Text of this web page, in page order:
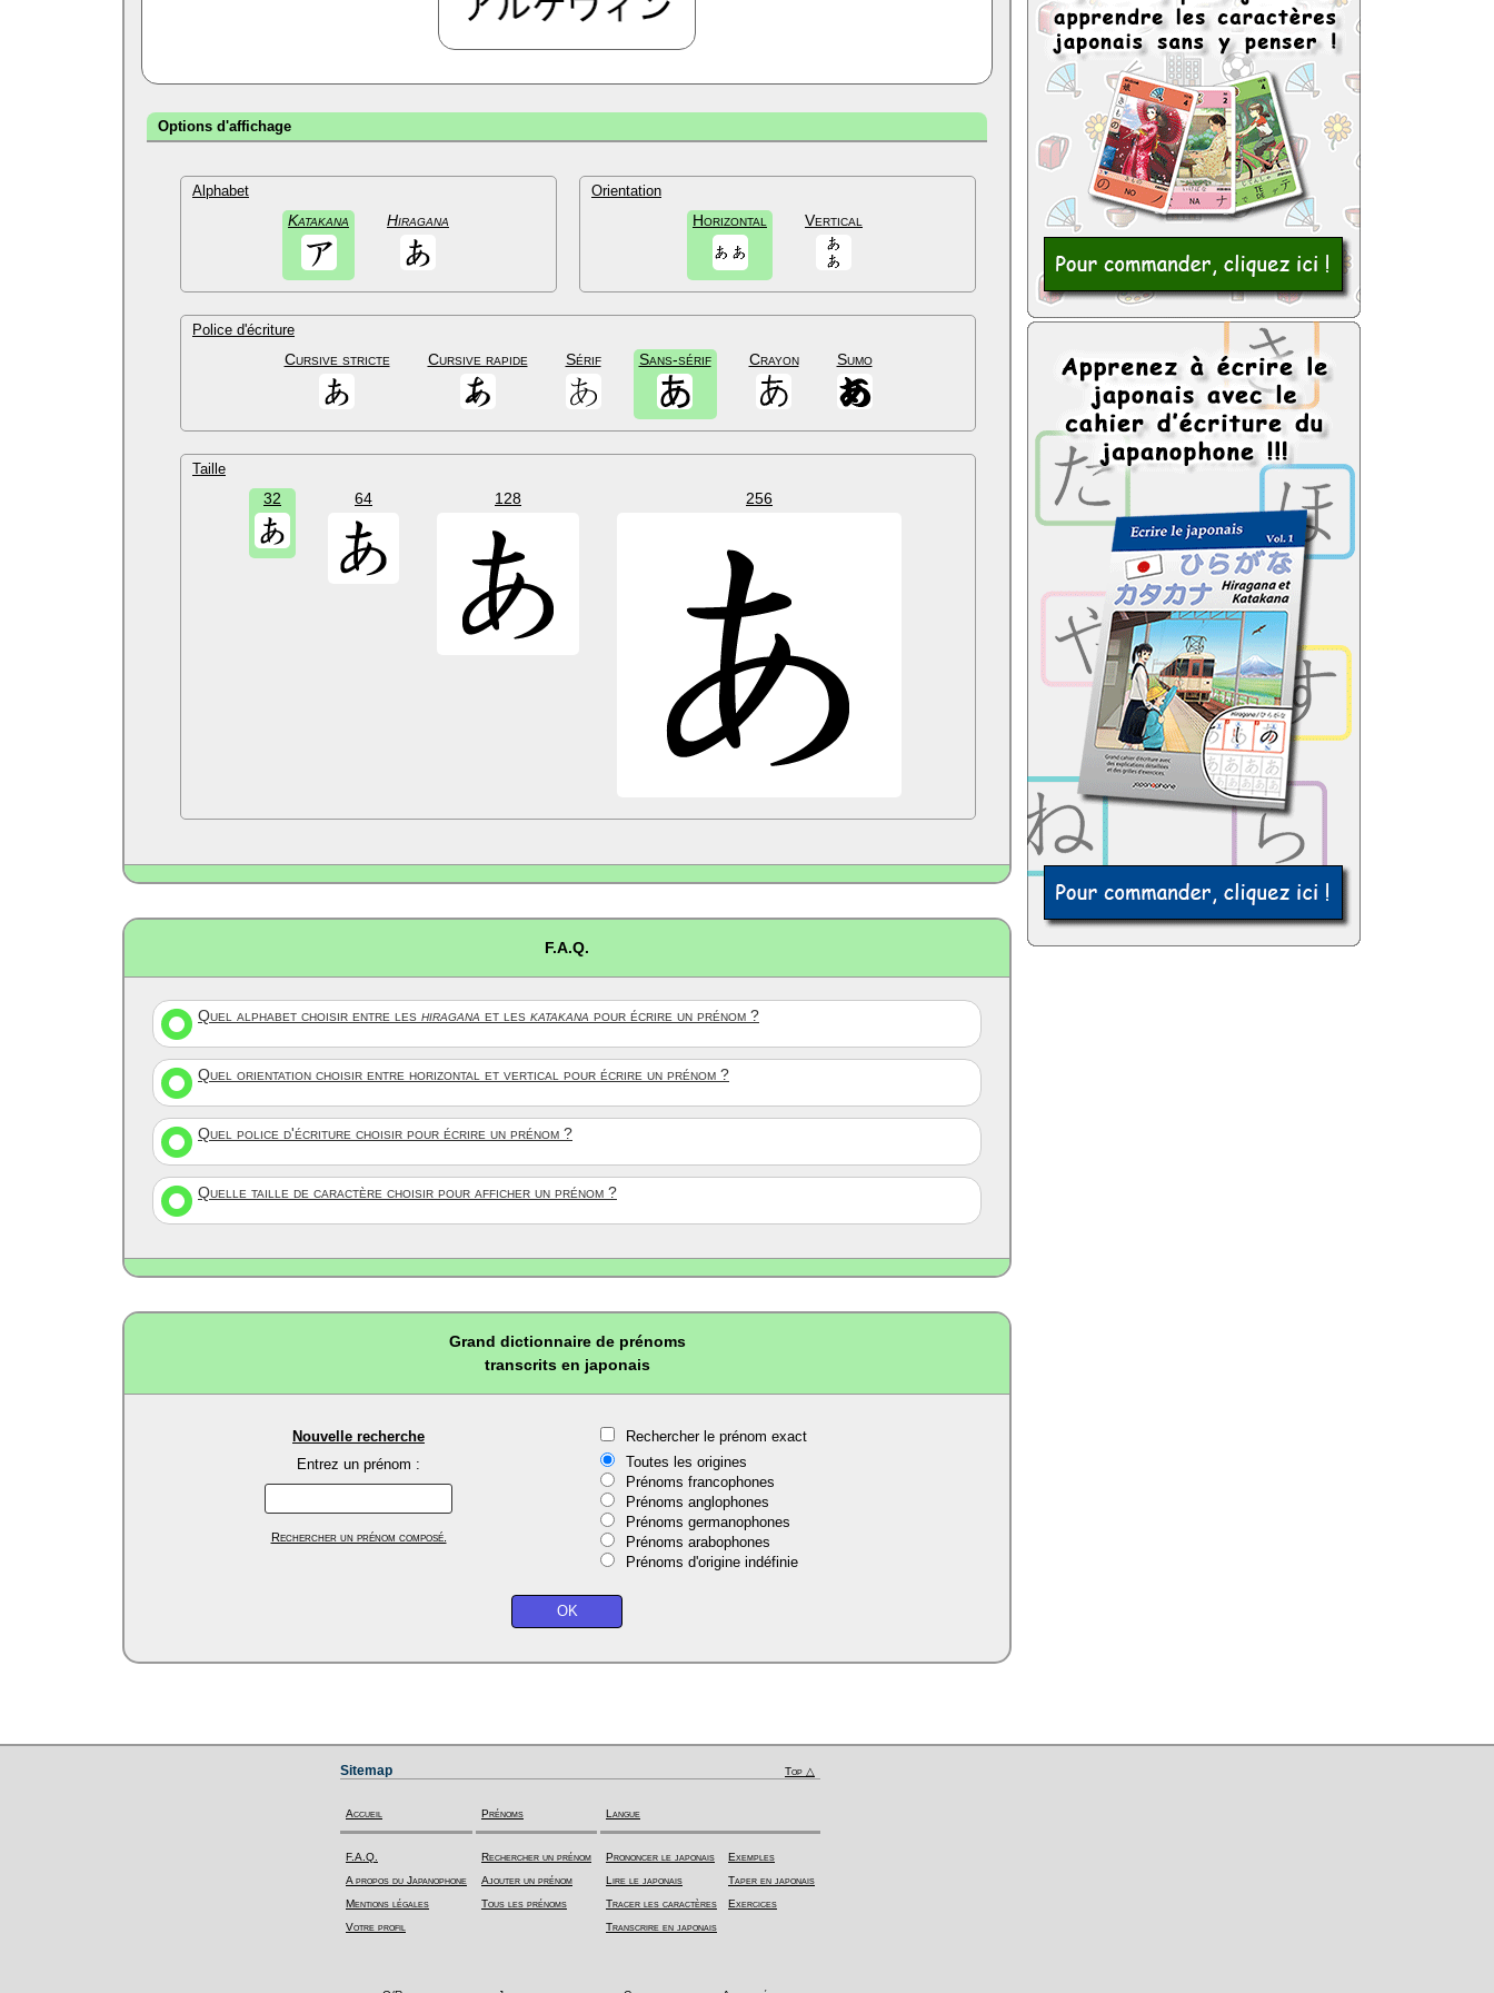
Options d'affichage
Alphabet
Katakana Hiragana
Orientation
Horizontal Vertical
Police d'écriture
Cursive stricte Cursive rapide Sérif Sans-sérif Crayon Sumo
Taille
32 64 128 256
F.A.Q.
Quel alphabet choisir entre les hiragana et les katakana pour écrire un prénom ?
Quel orientation choisir entre horizontal et vertical pour écrire un prénom ?
Quel police d'écriture choisir pour écrire un prénom ?
Quelle taille de caractère choisir pour afficher un prénom ?
Grand dictionnaire de prénoms
transcrits en japonais
Nouvelle recherche
Entrez un prénom :
Rechercher un prénom composé.
Rechercher le prénom exact
Toutes les origines
Prénoms francophones
Prénoms anglophones
Prénoms germanophones
Prénoms arabophones
Prénoms d'origine indéfinie
Sitemap Top △
Accueil
F.A.Q.
A propos du Japanophone
Mentions légales
Votre profil
Prénoms
Rechercher un prénom
Ajouter un prénom
Tous les prénoms
Langue
Prononcer le japonais
Lire le japonais
Tracer les caractères
Transcrire en japonais
Exemples
Taper en japonais
Exercices